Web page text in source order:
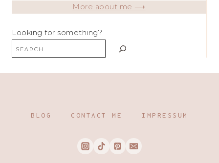
More about me ⟶
Looking for something?
BLOG CONTACT ME IMPRESSUM